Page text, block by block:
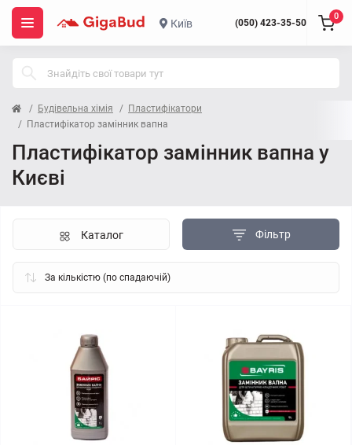
Київ (050) 423-35-50
0
Будівельна хімія
Пластифікатори
Пластифікатор замінник вапна
Пластифікатор замінник вапна у
Києві
Фільтр
Каталог